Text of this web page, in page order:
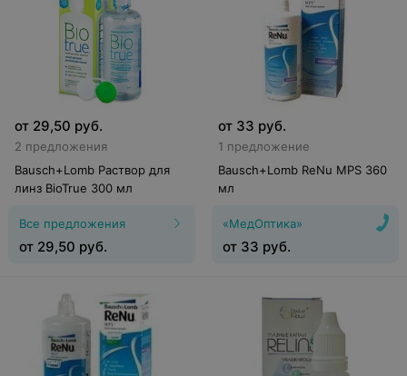
от 29,50 руб.
2 предложения
Bausch+Lomb Раствор для
линз BioTrue 300 мл
Все предложения
от 29,50 руб.
от 33 руб.
1 предложение
Bausch+Lomb ReNu MPS 360
мл
«МедОптика»
от 33 руб.